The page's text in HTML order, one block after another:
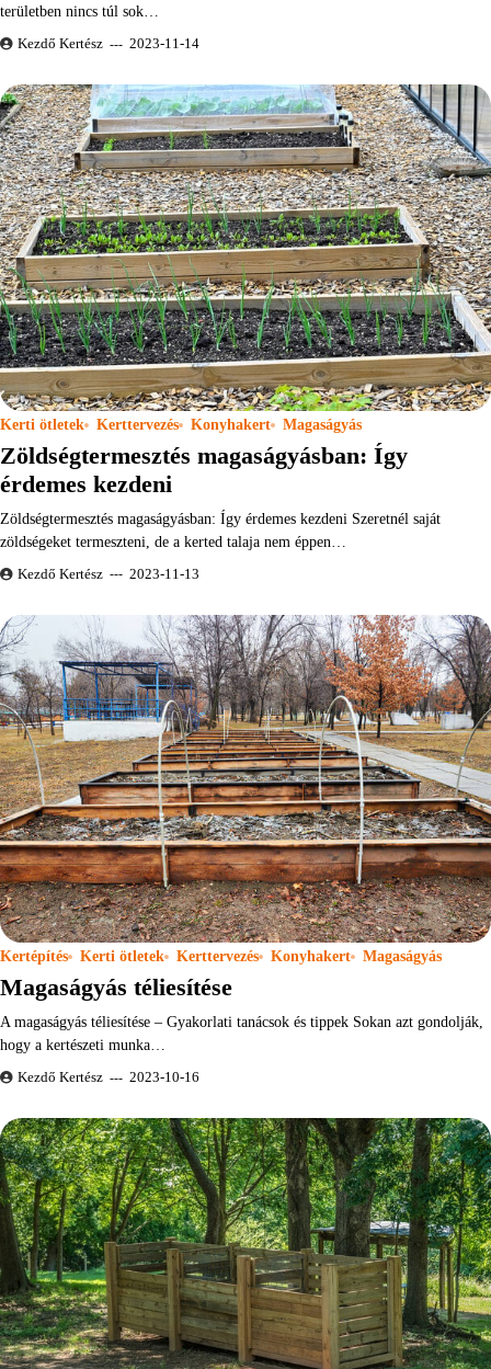
területben nincs túl sok…
Kezdő Kertész 2023-11-14
Kerti ötletek Kerttervezés Konyhakert Magaságyás
Zöldségtermesztés magaságyásban: Így
érdemes kezdeni
Zöldségtermesztés magaságyásban: Így érdemes kezdeni Szeretnél saját
zöldségeket termeszteni, de a kerted talaja nem éppen…
Kezdő Kertész 2023-11-13
Kertépítés Kerti ötletek Kerttervezés Konyhakert Magaságyás
Magaságyás téliesítése
A magaságyás téliesítése – Gyakorlati tanácsok és tippek Sokan azt gondolják,
hogy a kertészeti munka…
Kezdő Kertész 2023-10-16